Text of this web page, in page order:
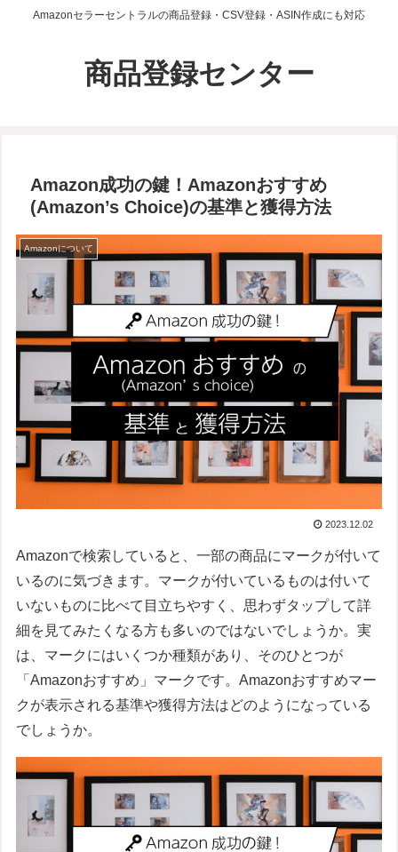
Amazonセラーセントラルの商品登録・CSV登録・ASIN作成にも対応
商品登録センター
Amazon成功の鍵！Amazonおすすめ
(Amazon’s Choice)の基準と獲得方法
Amazonについて
2023.12.02
Amazonで検索していると、一部の商品にマークが付いて
いるのに気づきます。マークが付いているものは付いて
いないものに比べて目立ちやすく、思わずタップして詳
細を見てみたくなる方も多いのではないでしょうか。実
は、マークにはいくつか種類があり、そのひとつが
「Amazonおすすめ」マークです。Amazonおすすめマー
クが表示される基準や獲得方法はどのようになっている
でしょうか。